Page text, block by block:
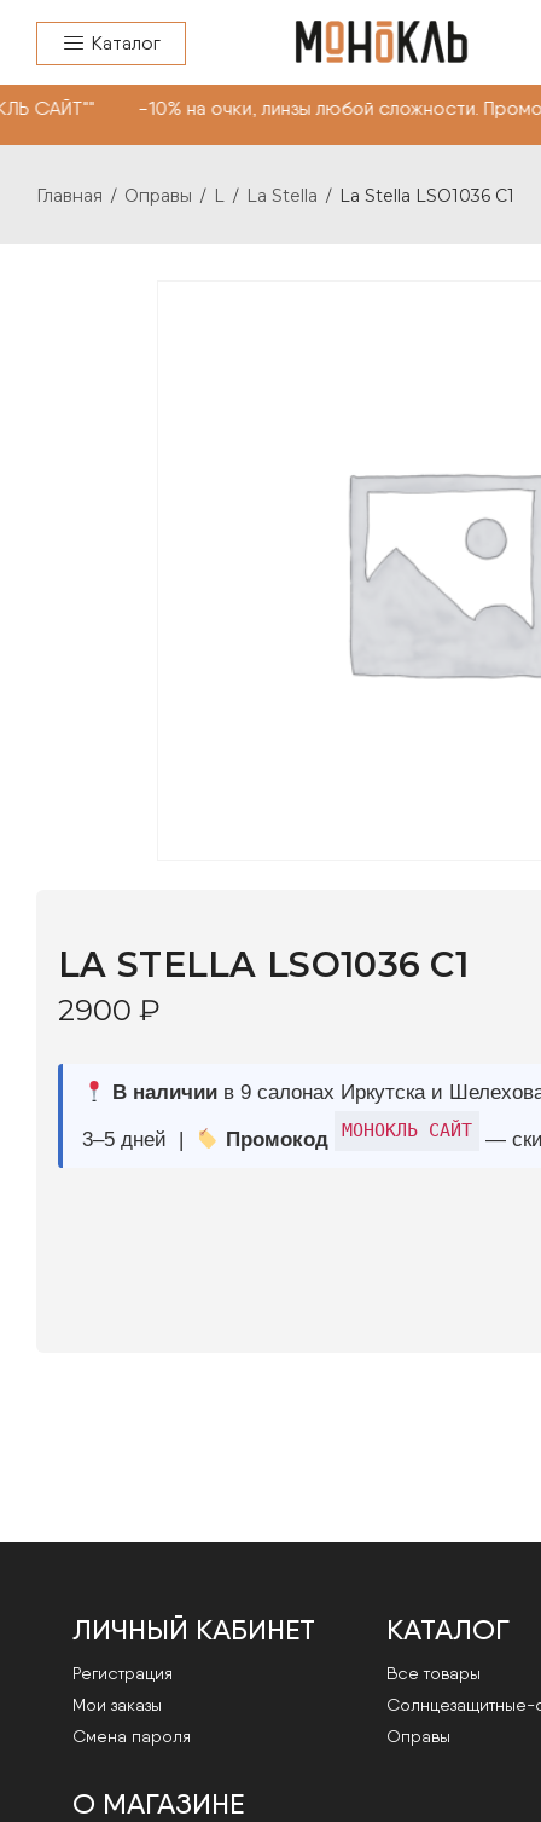
Каталог
-10% на очки, линзы любой сложности.
Главная / Оправы / L / La Stella / La Stella LSO1036 C1
3–5 дней | Промокод — скидка 10%
ЛИЧНЫЙ КАБИНЕТ
Регистрация
Мои заказы
Смена пароля
КАТАЛОГ
Все товары
Cолнцезащитные-
Оправы
О МАГАЗИНЕ